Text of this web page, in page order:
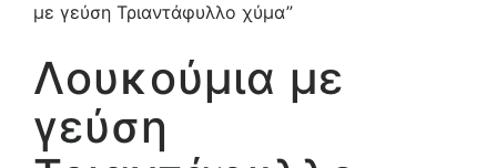
με γεύση Τριαντάφυλλο χύμα”
Λουκούμια με
γεύση